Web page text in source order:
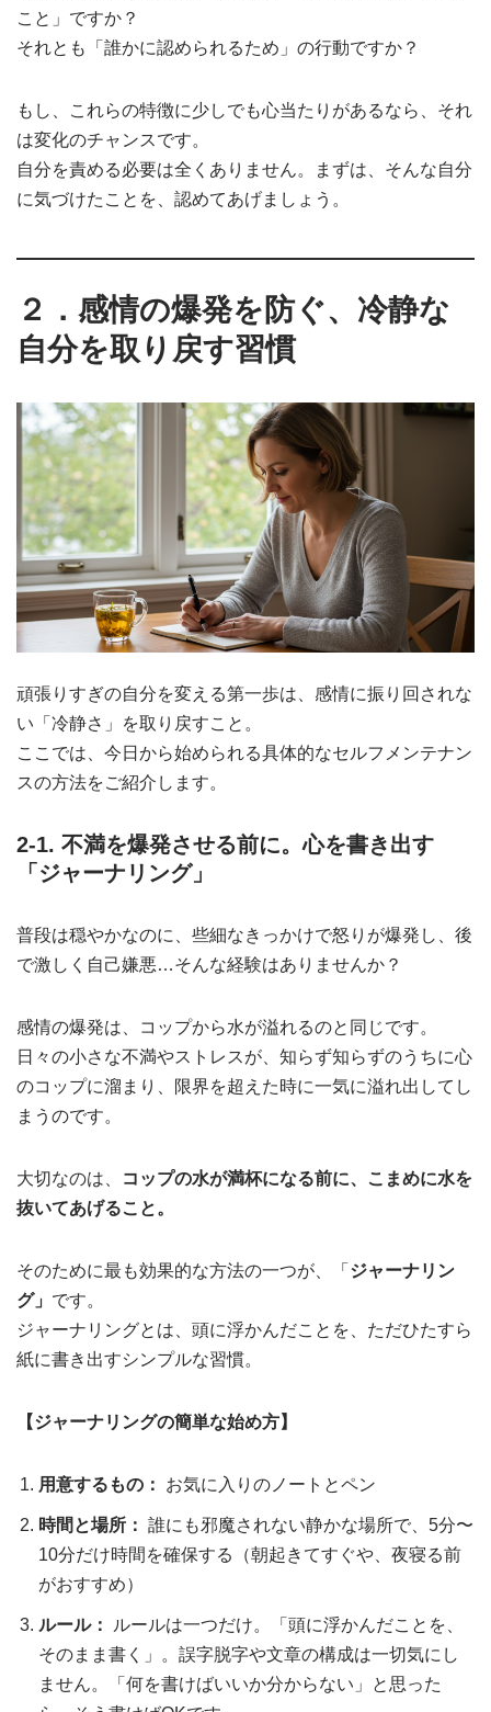
こと」ですか？
それとも「誰かに認められるため」の行動ですか？
もし、これらの特徴に少しでも心当たりがあるなら、それ
は変化のチャンスです。
自分を責める必要は全くありません。まずは、そんな自分
に気づけたことを、認めてあげましょう。
２．感情の爆発を防ぐ、冷静な
自分を取り戻す習慣
頑張りすぎの自分を変える第一歩は、感情に振り回されな
い「冷静さ」を取り戻すこと。
ここでは、今日から始められる具体的なセルフメンテナン
スの方法をご紹介します。
2-1. 不満を爆発させる前に。心を書き出す
「ジャーナリング」
普段は穏やかなのに、些細なきっかけで怒りが爆発し、後
で激しく自己嫌悪…そんな経験はありませんか？
感情の爆発は、コップから水が溢れるのと同じです。
日々の小さな不満やストレスが、知らず知らずのうちに心
のコップに溜まり、限界を超えた時に一気に溢れ出してし
まうのです。
大切なのは、
コップの水が満杯になる前に、こまめに水を
抜いてあげること。
そのために最も効果的な方法の一つが、「 ジャーナリン
グ」 です。
ジャーナリングとは、頭に浮かんだことを、ただひたすら
紙に書き出すシンプルな習慣。
【ジャーナリングの簡単な始め方】
用意するもの： お気に入りのノートとペン
時間と場所： 誰にも邪魔されない静かな場所で、5分〜
10分だけ時間を確保する（朝起きてすぐや、夜寝る前
がおすすめ）
ルール：
ルールは一つだけ。「頭に浮かんだことを、
そのまま書く」。誤字脱字や文章の構成は一切気にし
ません。「何を書けばいいか分からない」と思った